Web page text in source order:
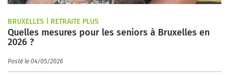
BRUXELLES | RETRAITE PLUS
Quelles mesures pour les seniors à Bruxelles en
2026 ?
Posté le 04/05/2026